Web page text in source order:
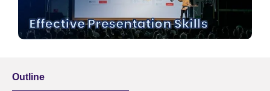
Outline